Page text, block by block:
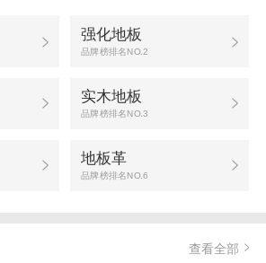
强化地板
品牌榜排名NO.2
实木地板
品牌榜排名NO.3
地板革
品牌榜排名NO.6
查看全部